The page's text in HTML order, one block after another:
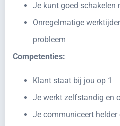
Je kunt goed schakelen
Onregelmatige
probleem
Competenties:
Klant staat bij jou op 1
Je werkt zelfstandig en
Je communiceert helder